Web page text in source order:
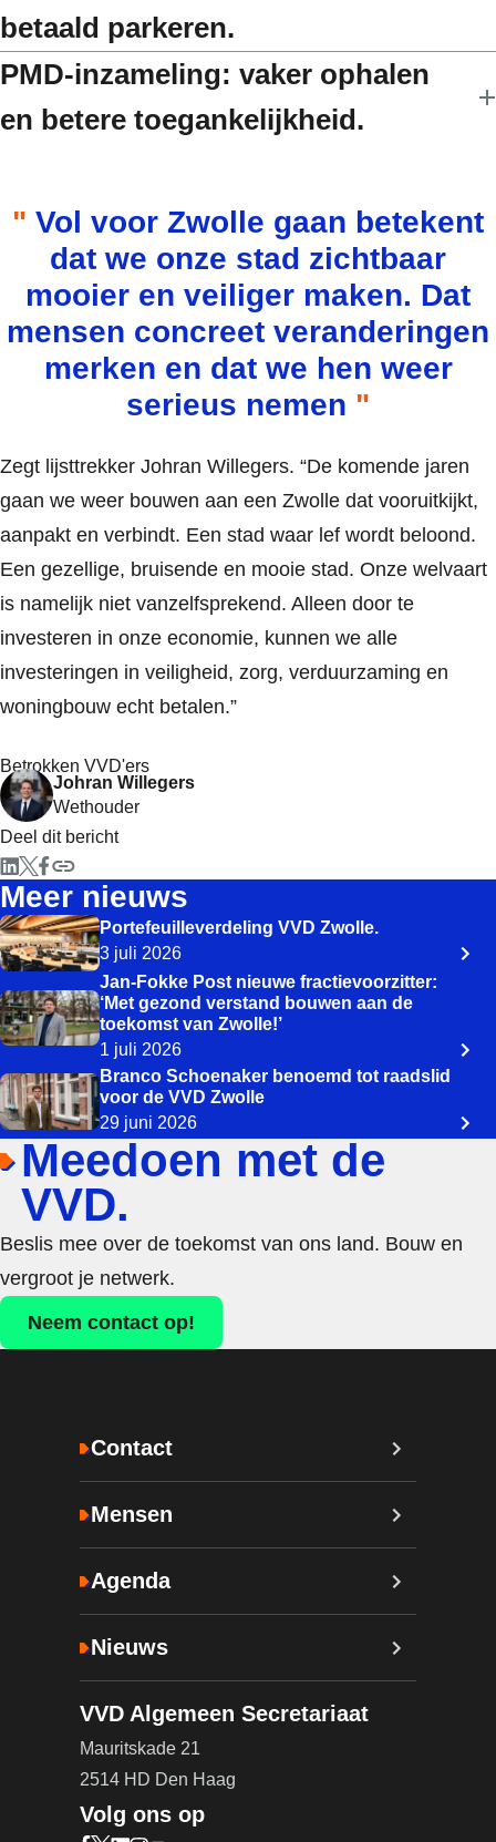
betaald parkeren.
PMD-inzameling: vaker ophalen
en betere toegankelijkheid.
Vol voor Zwolle gaan betekent
dat we onze stad zichtbaar
mooier en veiliger maken. Dat
mensen concreet veranderingen
merken en dat we hen weer
serieus nemen
Zegt lijsttrekker Johran Willegers. “De komende jaren
gaan we weer bouwen aan een Zwolle dat vooruitkijkt,
aanpakt en verbindt. Een stad waar lef wordt beloond.
Een gezellige, bruisende en mooie stad. Onze welvaart
is namelijk niet vanzelfsprekend. Alleen door te
investeren in onze economie, kunnen we alle
investeringen in veiligheid, zorg, verduurzaming en
woningbouw echt betalen.”
Betrokken VVD'ers
Johran Willegers
Wethouder
Deel dit bericht
Meer nieuws
Portefeuilleverdeling VVD Zwolle.
3 juli 2026
Jan-Fokke Post nieuwe fractievoorzitter:
‘Met gezond verstand bouwen aan de
toekomst van Zwolle!’
1 juli 2026
Branco Schoenaker benoemd tot raadslid
voor de VVD Zwolle
29 juni 2026
Meedoen met de
VVD.
Beslis mee over de toekomst van ons land. Bouw en
vergroot je netwerk.
Neem contact op!
Contact
Mensen
Agenda
Nieuws
VVD Algemeen Secretariaat
Mauritskade 21
2514 HD Den Haag
Volg ons op